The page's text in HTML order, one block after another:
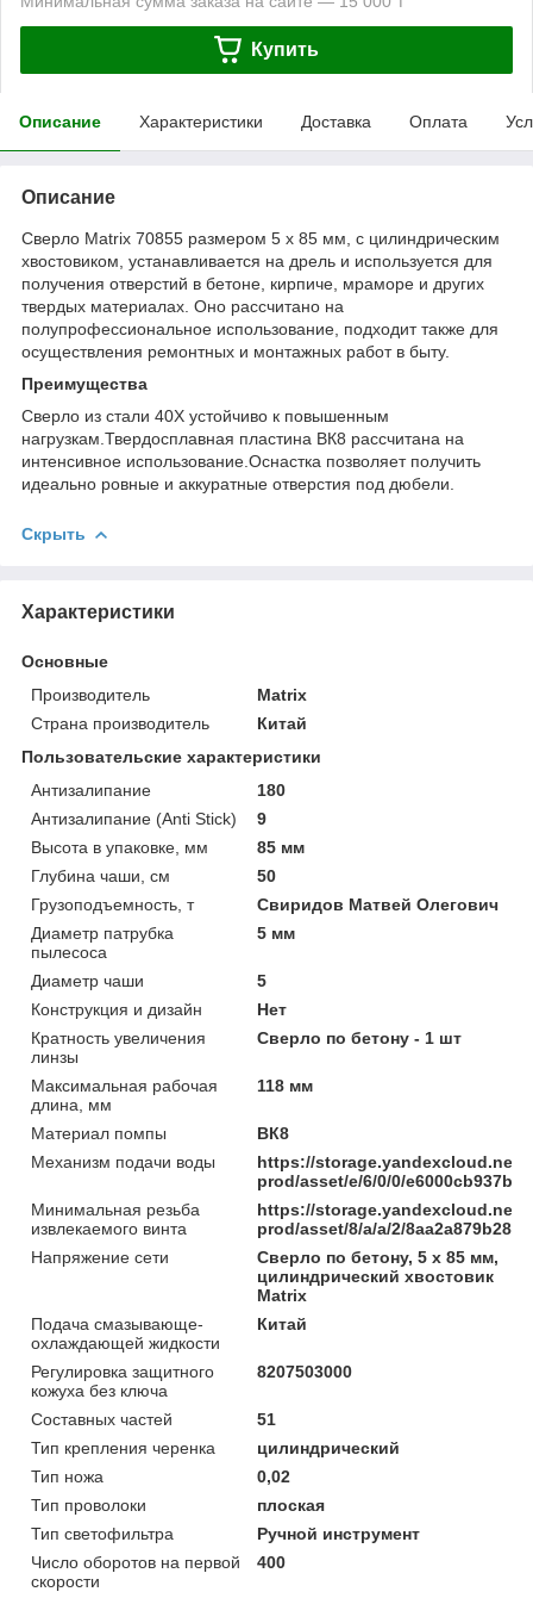
Купить
Описание Характеристики Доставка Оплата
Описание
Сверло Matrix 70855 размером 5 х 85 мм, с цилиндрическим
хвостовиком, устанавливается на дрель и используется для
получения отверстий в бетоне, кирпиче, мраморе и других
твердых материалах. Оно рассчитано на
полупрофессиональное использование, подходит также для
осуществления ремонтных и монтажных работ в быту.
Преимущества
Сверло из стали 40Х устойчиво к повышенным
нагрузкам.Твердосплавная пластина ВК8 рассчитана на
интенсивное использование.Оснастка позволяет получить
идеально ровные и аккуратные отверстия под дюбели.
Скрыть
Характеристики
Основные
Производитель
Matrix
Страна производитель
Китай
Пользовательские характеристики
Антизалипание
180
Антизалипание (Anti Stick)
9
Высота в упаковке, мм
85 мм
Глубина чаши, см
50
Грузоподъемность, т
Свиридов Матвей Олегович
Диаметр патрубка
пылесоса
5 мм
Диаметр чаши
5
Конструкция и дизайн
Нет
Кратность увеличения
линзы
Сверло по бетону - 1 шт
Максимальная рабочая
длина, мм
118 мм
Материал помпы
ВК8
Механизм подачи воды
https://storage.yandexcloud.net/
prod/asset/e/6/0/0/
Минимальная резьба
извлекаемого винта
https://storage.yandexcloud.net/
prod/asset/8/a/a/2/
Напряжение сети
Сверло по бетону, 5 х 85 мм,
цилиндрический хвостовик
Matrix
Подача смазывающе-
охлаждающей жидкости
Китай
Регулировка защитного
кожуха без ключа
8207503000
Составных частей
51
Тип крепления черенка
цилиндрический
Тип ножа
0,02
Тип проволоки
плоская
Тип светофильтра
Ручной инструмент
Число оборотов на первой
скорости
400